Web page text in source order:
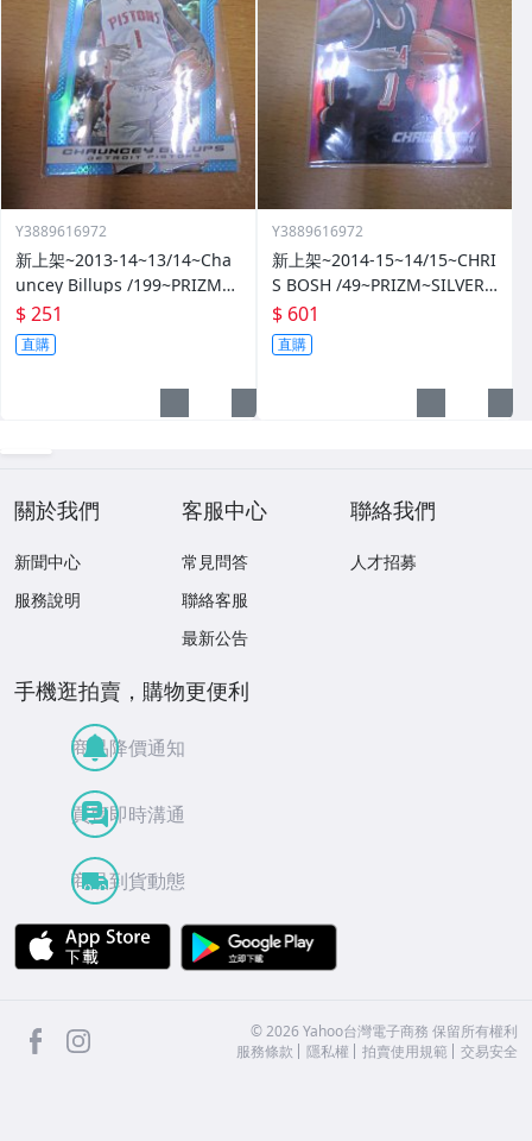
Y3889616972
新上架~2013-14~13/14~Cha
uncey Billups /199~PRIZM~S
ILVER~藍亮~限量/199~10601
14-1
$ 251
直購
Y3889616972
新上架~2014-15~14/15~CHRI
S BOSH /49~PRIZM~SILVER~
紅亮~低限量/49~1060114-1
$ 601
直購
關於我們
新聞中心
服務說明
客服中心
常見問答
聯絡客服
最新公告
聯絡我們
人才招募
手機逛拍賣，購物更便利
商品降價通知
買賣即時溝通
商品到貨動態
APP Store
facebook ©2026 Yahoo台灣電子商務 保留所有權利
服務條款
隱私權 拍賣使用規範 交易安全